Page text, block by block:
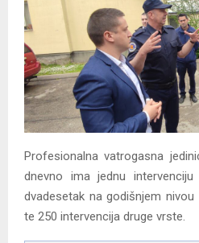
Profesionalna vatrogasna
dnevno ima jednu
dvadesetak na godišnjem
te 250 intervencija druge vrste.